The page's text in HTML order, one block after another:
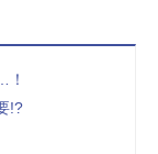
！
!?